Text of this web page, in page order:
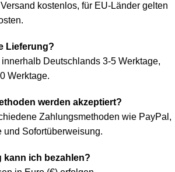
kostenlos, für EU-Länder gelten
Lieferung?
Deutschlands 3-5 Werktage,
Werktage.
werden akzeptiert?
Zahlungsmethoden wie PayPal,
und Sofortüberweisung.
kann ich bezahlen?